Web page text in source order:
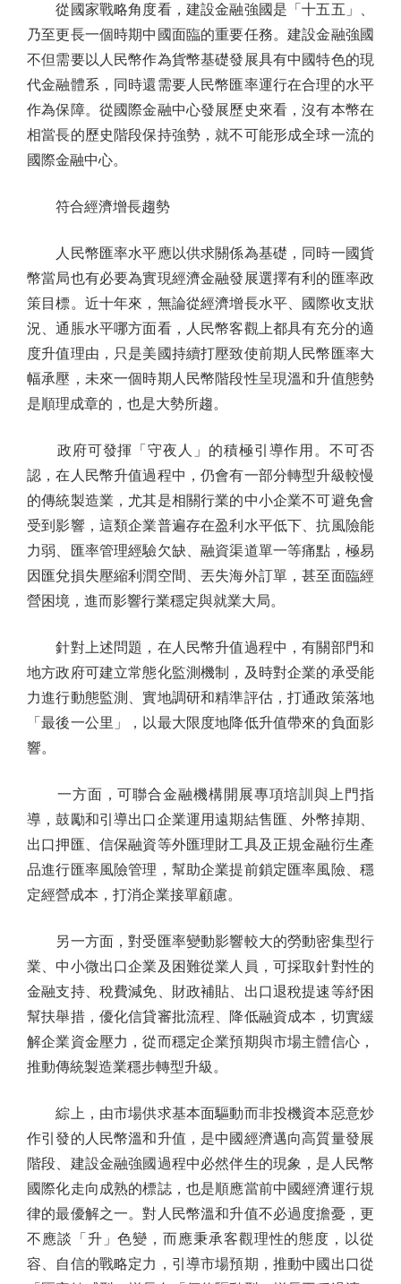
從國家戰略角度看，建設金融強國是「十五五」、
乃至更長一個時期中國面臨的重要任務。建設金融強國
不但需要以人民幣作為貨幣基礎發展具有中國特色的現
代金融體系，同時還需要人民幣匯率運行在合理的水平
作為保障。從國際金融中心發展歷史來看，沒有本幣在
相當長的歷史階段保持強勢，就不可能形成全球一流的
國際金融中心。
符合經濟增長趨勢
人民幣匯率水平應以供求關係為基礎，同時一國貨
幣當局也有必要為實現經濟金融發展選擇有利的匯率政
策目標。近十年來，無論從經濟增長水平、國際收支狀
況、通脹水平哪方面看，人民幣客觀上都具有充分的適
度升值理由，只是美國持續打壓致使前期人民幣匯率大
幅承壓，未來一個時期人民幣階段性呈現溫和升值態勢
是順理成章的，也是大勢所趨。
政府可發揮「守夜人」的積極引導作用。不可否
認，在人民幣升值過程中，仍會有一部分轉型升級較慢
的傳統製造業，尤其是相關行業的中小企業不可避免會
受到影響，這類企業普遍存在盈利水平低下、抗風險能
力弱、匯率管理經驗欠缺、融資渠道單一等痛點，極易
因匯兌損失壓縮利潤空間、丟失海外訂單，甚至面臨經
營困境，進而影響行業穩定與就業大局。
針對上述問題，在人民幣升值過程中，有關部門和
地方政府可建立常態化監測機制，及時對企業的承受能
力進行動態監測、實地調研和精準評估，打通政策落地
「最後一公里」，以最大限度地降低升值帶來的負面影
響。
一方面，可聯合金融機構開展專項培訓與上門指
導，鼓勵和引導出口企業運用遠期結售匯、外幣掉期、
出口押匯、信保融資等外匯理財工具及正規金融衍生產
品進行匯率風險管理，幫助企業提前鎖定匯率風險、穩
定經營成本，打消企業接單顧慮。
另一方面，對受匯率變動影響較大的勞動密集型行
業、中小微出口企業及困難從業人員，可採取針對性的
金融支持、稅費減免、財政補貼、出口退稅提速等紓困
幫扶舉措，優化信貸審批流程、降低融資成本，切實緩
解企業資金壓力，從而穩定企業預期與市場主體信心，
推動傳統製造業穩步轉型升級。
綜上，由市場供求基本面驅動而非投機資本惡意炒
作引發的人民幣溫和升值，是中國經濟邁向高質量發展
階段、建設金融強國過程中必然伴生的現象，是人民幣
國際化走向成熟的標誌，也是順應當前中國經濟運行規
律的最優解之一。對人民幣溫和升值不必過度擔憂，更
不應談「升」色變，而應秉承客觀理性的態度，以從
容、自信的戰略定力，引導市場預期，推動中國出口從